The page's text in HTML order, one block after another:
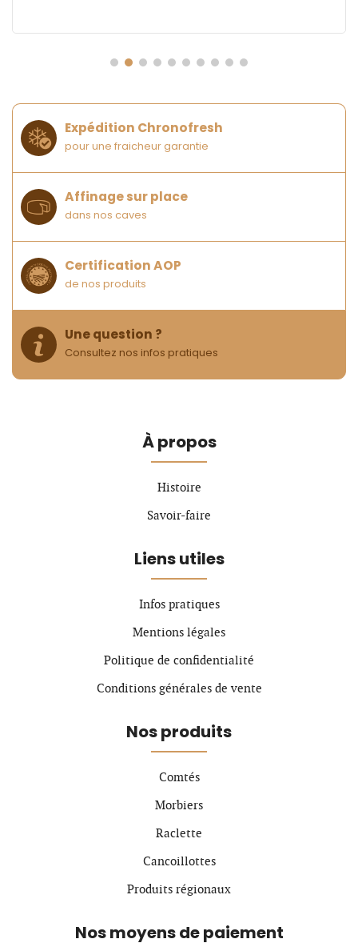
Expédition Chronofresh
pour une fraicheur garantie
Affinage sur place
dans nos caves
Certification AOP
de nos produits
Une question ?
Consultez nos infos pratiques
À propos
Histoire
Savoir-faire
Liens utiles
Infos pratiques
Mentions légales
Politique de confidentialité
Conditions générales de vente
Nos produits
Comtés
Morbiers
Raclette
Cancoillottes
Produits régionaux
Nos moyens de paiement